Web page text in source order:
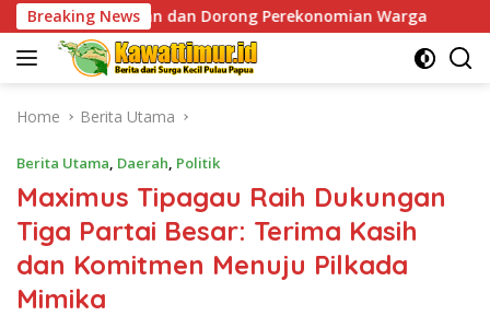
Skip
to
content
Breaking News
Dorong Perekonomian Warga Sentuhan Humanis
Home Berita Utama
Berita Utama, Daerah, Politik
Maximus Tipagau Raih Dukungan
Tiga Partai Besar: Terima Kasih
dan Komitmen Menuju Pilkada
Mimika